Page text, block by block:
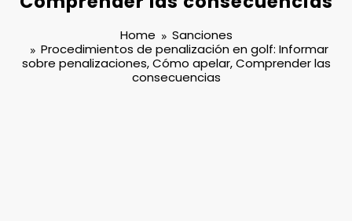
Home
Sanciones
Procedimientos de penalización en golf: Informar
sobre penalizaciones, Cómo apelar, Comprender las
consecuencias